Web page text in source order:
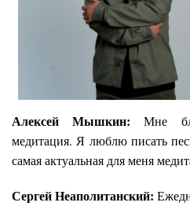
Алексей Мышкин: Мне
медитация. Я люблю писать
самая актуальная для меня
Сергей Неаполитанский: